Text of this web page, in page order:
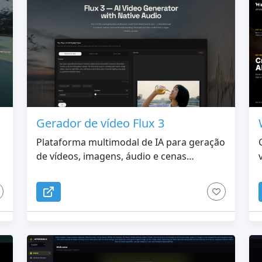
Gerador de vídeo Flux 3
Plataforma multimodal de IA para geração
de vídeos, imagens, áudio e cenas